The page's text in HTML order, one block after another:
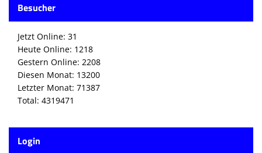
Besucher
Jetzt Online: 31
Heute Online: 1218
Gestern Online: 2208
Diesen Monat: 13200
Letzter Monat: 71387
Total: 4319471
Login